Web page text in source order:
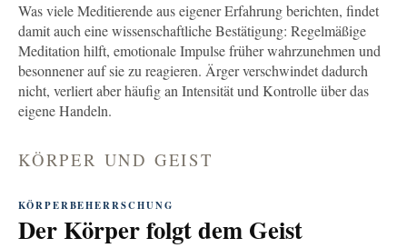
Was viele Meditierende aus eigener Erfahrung berichten, findet
damit auch eine wissenschaftliche Bestätigung: Regelmäßige
Meditation hilft, emotionale Impulse früher wahrzunehmen und
besonnener auf sie zu reagieren. Ärger verschwindet dadurch
nicht, verliert aber häufig an Intensität und Kontrolle über das
eigene Handeln.
KÖRPER UND GEIST
KÖRPERBEHERRSCHUNG
Der Körper folgt dem Geist